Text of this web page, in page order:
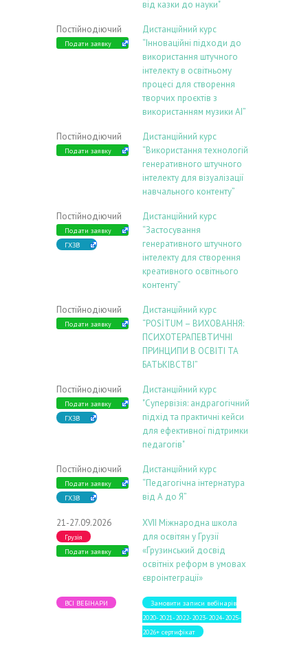
від казки до науки"
Постійнодіючий
Подати заявку
Дистанційний курс
“Інноваційні підходи до
використання штучного
інтелекту в освітньому
процесі для створення
творчих проєктів з
використанням музики АІ”
Постійнодіючий
Подати заявку
Дистанційний курс
“Використання технологій
генеративного штучного
інтелекту для візуалізації
навчального контенту”
Постійнодіючий
Подати заявку
ГХЗВ
Дистанційний курс
“Застосування
генеративного штучного
інтелекту для створення
креативного освітнього
контенту”
Постійнодіючий
Подати заявку
Дистанційний курс
“POSİTUM – ВИХОВАННЯ:
ПСИХОТЕРАПЕВТИЧНІ
ПРИНЦИПИ В ОСВІТІ ТА
БАТЬКІВСТВІ”
Постійнодіючий
Подати заявку
ГХЗВ
Дистанційний курс
"Супервізія: андрагогічний
підхід та практичні кейси
для ефективної підтримки
педагогів"
Постійнодіючий
Подати заявку
ГХЗВ
Дистанційний курс
“Педагогічна інтернатура
від А до Я”
21-27.09.2026
Грузія
Подати заявку
ХVIІ Міжнародна школа
для освітян у Грузії
«Грузинський досвід
освітніх реформ в умовах
євроінтеграції»
ВСІ ВЕБІНАРИ
Замовити записи вебінарів
2020-2021-2022-2023-2024-2025-
2026+ сертифікат